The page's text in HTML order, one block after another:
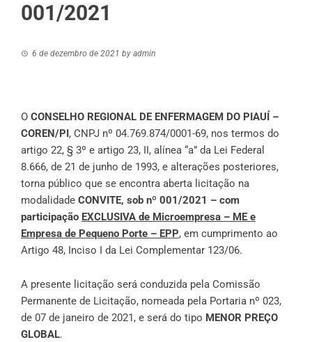
001/2021
6 de dezembro de 2021 by admin
O CONSELHO REGIONAL DE ENFERMAGEM DO PIAUÍ –
COREN/PI, CNPJ nº 04.769.874/0001-69, nos termos do
artigo 22, § 3º e artigo 23, II, alínea “a” da Lei Federal
8.666, de 21 de junho de 1993, e alterações posteriores,
torna público que se encontra aberta licitação na
modalidade CONVITE, sob nº 001/2021 – com
participação EXCLUSIVA de Microempresa – ME e
Empresa de Pequeno Porte – EPP, em cumprimento ao
Artigo 48, Inciso I da Lei Complementar 123/06.
A presente licitação será conduzida pela Comissão
Permanente de Licitação, nomeada pela Portaria nº 023,
de 07 de janeiro de 2021, e será do tipo MENOR PREÇO
GLOBAL.